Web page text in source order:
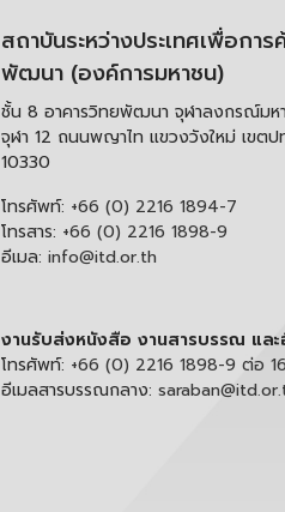
สถาบันระหว่างประเทศเพื่อการ
พัฒนา (องค์การมหาชน)
ชั้น 8 อาคารวิทยพัฒนา จุฬาลงกรณ์มห
จุฬา 12 ถนนพญาไท แขวงวังใหม่ เขต
10330
โทรศัพท์: +66 (0) 2216 1894-7
โทรสาร: +66 (0) 2216 1898-9
อีเมล: info@itd.or.th
งานรับส่งหนังสือ งานสารบรรณ แล
โทรศัพท์: +66 (0) 2216 1898-9 ต่อ
อีเมลสารบรรณกลาง: